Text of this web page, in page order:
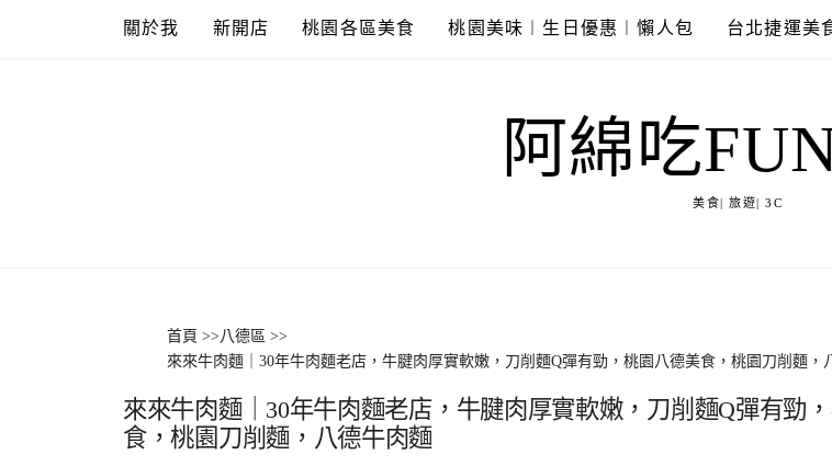
關於我 新開店 桃園各區美食 桃園美味︱生日優惠︱懶人包 台北捷運美
阿綿吃
美食| 旅遊| 3C
首頁 >>八德區 >>
來來牛肉麵｜30年牛肉麵老店，牛腱肉厚實軟嫩，刀削麵Q彈有勁，桃園八德美食，桃園刀削麵，
來來牛肉麵｜30年牛肉麵老店，牛腱肉厚實軟嫩，刀削麵Q彈有勁
食，桃園刀削麵，八德牛肉麵